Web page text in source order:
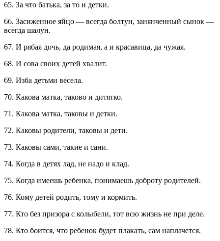
65. За что батька, за то и детки.
66. Засиженное яйцо — всегда болтун, занянченный сынок —
всегда шалун.
67. И рябая дочь, да родимая, а и красавица, да чужая.
68. И сова своих детей хвалит.
69. Изба детьми весела.
70. Какова матка, таково и дитятко.
71. Какова матка, таковы и детки.
72. Каковы родители, таковы и дети.
73. Каковы сами, такие и сани.
74. Когда в детях лад, не надо и клад.
75. Когда имеешь ребенка, понимаешь доброту родителей.
76. Кому детей родить, тому и кормить.
77. Кто без призора с колыбели, тот всю жизнь не при деле.
78. Кто боится, что ребенок будет плакать, сам наплачется.